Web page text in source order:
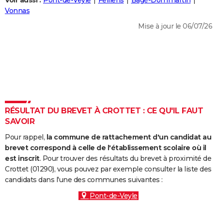
Destinations
City break
Voyage nature
Voyage de noces
Forum
Climat
+
PHOTO
Dictionnaire
Biographies
Citations
Expressions
Proverbes
PROGRAMME TV
S'inscrire
Se connecter
Lycées
Collèges
Primaires
Universités
Entreprises
Service militaire
Avis de recherche
AVIS DE DÉCÈS
FORUM
Vonnas
Mise à jour le 06/07/26
RÉSULTAT DU BREVET À CROTTET : CE QU'IL FAUT
SAVOIR
Pour rappel, la commune de rattachement d'un candidat au
brevet correspond à celle de l'établissement scolaire où il
est inscrit. Pour trouver des résultats du brevet à proximité de
Crottet (01290), vous pouvez par exemple consulter la liste des
candidats dans l'une des communes suivantes :
Pont-de-Veyle